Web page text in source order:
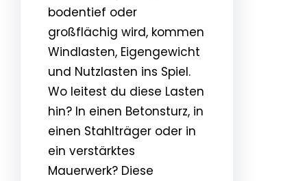
bodentief oder
großflächig wird, kommen
Windlasten, Eigengewicht
und Nutzlasten ins Spiel.
Wo leitest du diese Lasten
hin? In einen Betonsturz, in
einen Stahlträger oder in
ein verstärktes
Mauerwerk? Diese